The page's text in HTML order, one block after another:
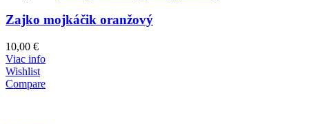
Zajko mojkáčik oranžový
10,00 €
Viac info
Wishlist
Compare